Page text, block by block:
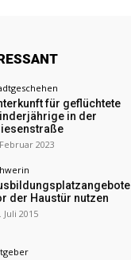
für geflüchtete
in der
2023
der Haustür nutzen
Juli 2015